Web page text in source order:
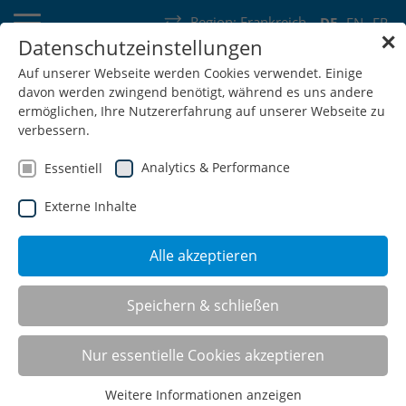
DE EN FR
Region: Frankreich
Deutschland Schweiz Österreich Belgien Frankreich
Luxemburg Niederlande Wallonie
SHOP
Nachhaltigkeit
ALLE
DER
NACHHALTIGKEIT
QUALITÄTSPOLITIK
MANAGEMENT
✕
Datenschutzeinstellungen
Auf unserer Webseite werden Cookies verwendet. Einige
davon werden zwingend benötigt, während es uns andere
ermöglichen, Ihre Nutzererfahrung auf unserer Webseite zu
verbessern.
Essentiell Analytics & Performance
Externe Inhalte
Alle akzeptieren
Speichern & schließen
Nur essentielle Cookies akzeptieren
Weitere Informationen anzeigen